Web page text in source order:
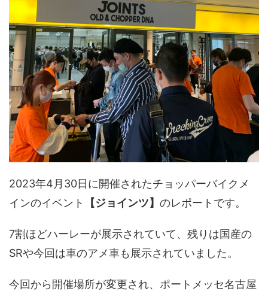
2023年4月30日に開催されたチョッパーバイクメ
インのイベント
【ジョインツ】 のレポートです。
7割ほどハーレーが展示されていて、残りは国産の
SRや今回は車のアメ車も展示されていました。
今回から開催場所が変更され、ポートメッセ名古屋